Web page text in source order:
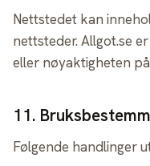
Nettstedet kan
nettsteder. Allgot.se
eller nøyaktigheten
11.
Følgende handlinger